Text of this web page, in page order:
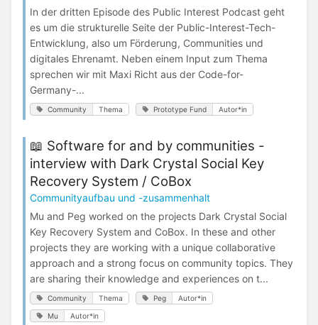
In der dritten Episode des Public Interest Podcast geht
es um die strukturelle Seite der Public-Interest-Tech-
Entwicklung, also um Förderung, Communities und
digitales Ehrenamt. Neben einem Input zum Thema
sprechen wir mit Maxi Richt aus der Code-for-
Germany-...
Community Thema Prototype Fund Autor*in
📖 Software for and by communities -
interview with Dark Crystal Social Key
Recovery System / CoBox
Communityaufbau und -zusammenhalt
Mu and Peg worked on the projects Dark Crystal Social
Key Recovery System and CoBox. In these and other
projects they are working with a unique collaborative
approach and a strong focus on community topics. They
are sharing their knowledge and experiences on t...
Community Thema Peg Autor*in
Mu Autor*in